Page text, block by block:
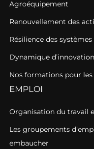
Agroéquipement
Renouvellement des
Résilience des
Dynamique d’innovation
Nos formations pour
EMPLOI
Organisation du travail
Les groupements
embaucher